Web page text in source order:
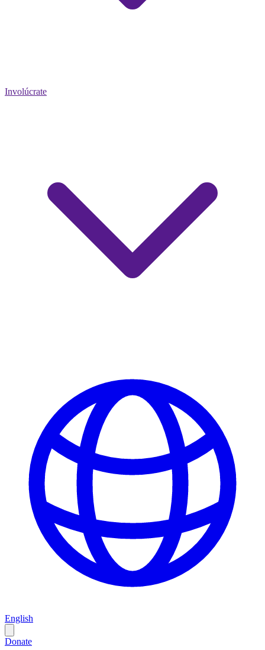
Involúcrate
English
Donate